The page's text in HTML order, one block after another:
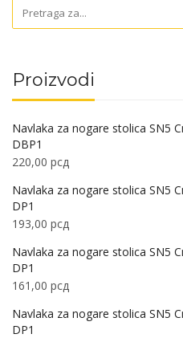
Proizvodi
Navlaka za nogare stolica SN5
DBP1
220,00 рсд
Navlaka za nogare stolica SN5
DP1
193,00 рсд
Navlaka za nogare stolica SN5
DP1
161,00 рсд
Navlaka za nogare stolica SN5
DP1